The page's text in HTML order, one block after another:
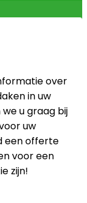
over
in uw
u graag bij
uw
een offerte
voor een
zijn!